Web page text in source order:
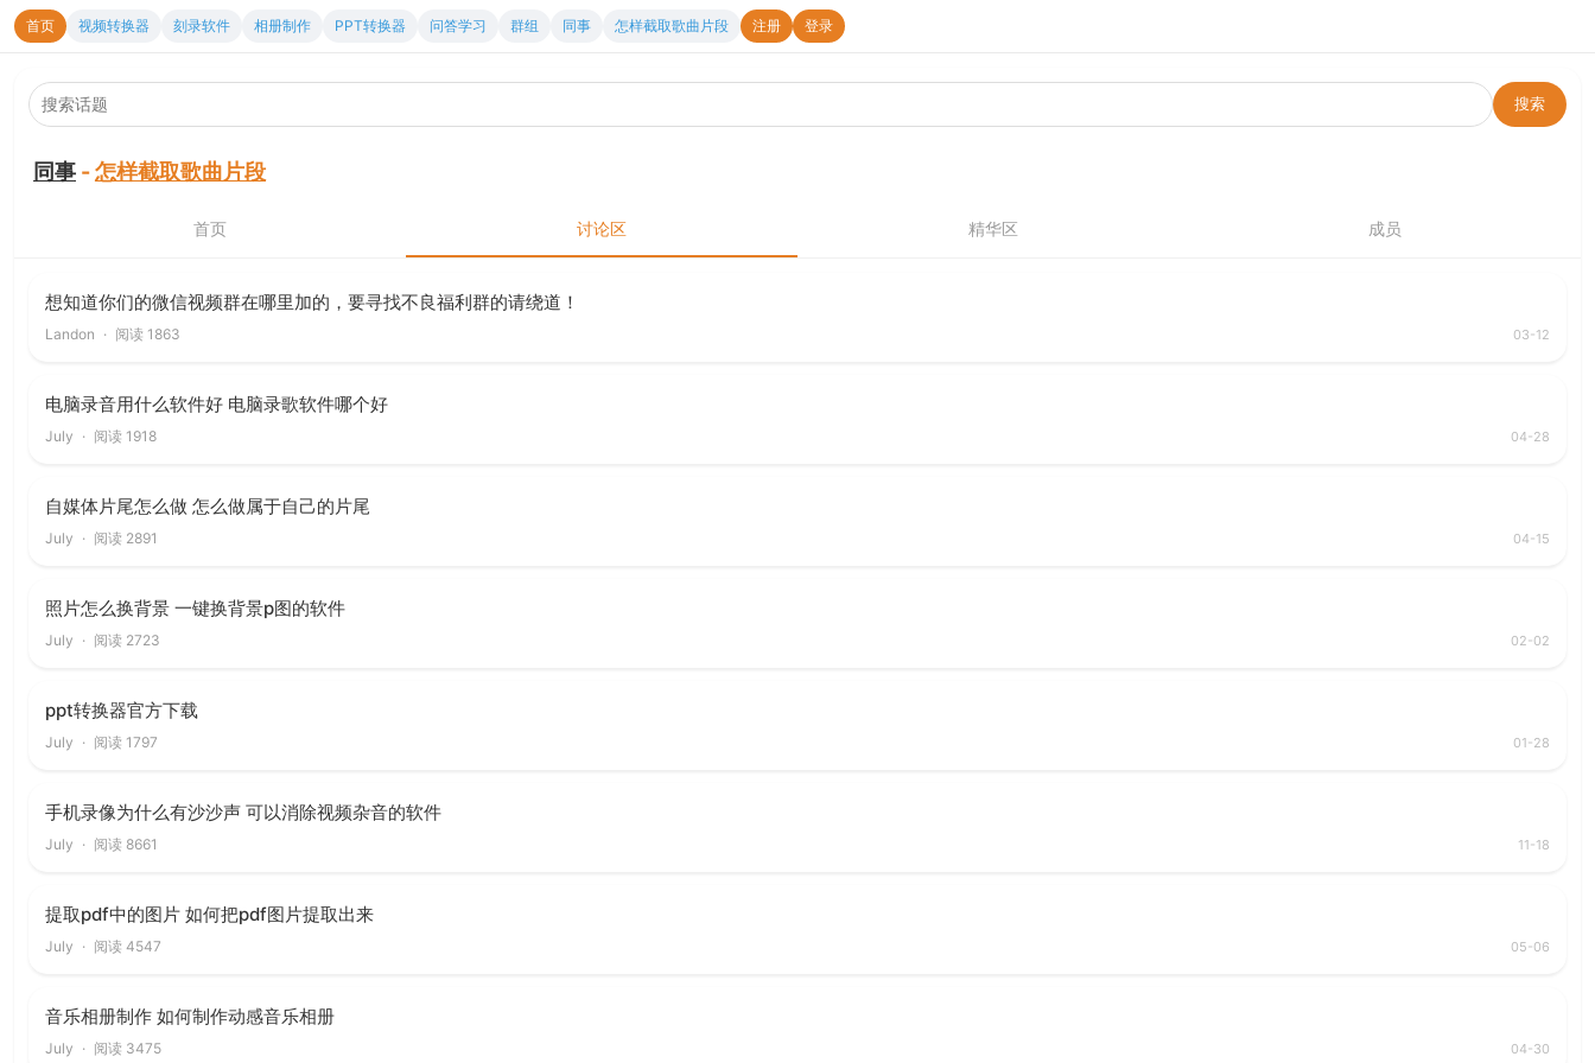
首页 视频转换器 刻录软件 相册制作 PPT转换器 问答学习 群组 同事 怎样截取歌曲片段 注册 登录
同事 -怎样截取歌曲片段
首页 讨论区 精华区 成员
想知道你们的微信视频群在哪里加的，要寻找不良福利群的请绕道！
Landon · 阅读 1863 03-12
电脑录音用什么软件好 电脑录歌软件哪个好
July · 阅读 1918 04-28
自媒体片尾怎么做 怎么做属于自己的片尾
July · 阅读 2891 04-15
照片怎么换背景 一键换背景p图的软件
July · 阅读 2723 02-02
ppt转换器官方下载
July · 阅读 1797 01-28
手机录像为什么有沙沙声 可以消除视频杂音的软件
July · 阅读 8661 11-18
提取pdf中的图片 如何把pdf图片提取出来
July · 阅读 4547 05-06
音乐相册制作 如何制作动感音乐相册
July · 阅读 3475 04-30